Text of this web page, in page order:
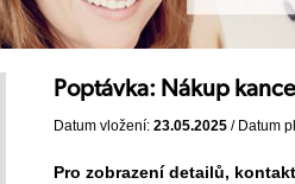
Poptávka: Nákup
Datum vložení: 23.05.2025 / Datum
Pro zobrazení detailů,